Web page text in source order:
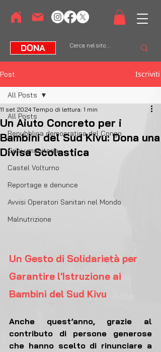
DONA
Post Iscriviti
All Posts
Repubblica democratica del Congo
Crisi umanitaria
Castel Volturno
Reportage e denunce
Avvisi Operatori Sanitari nel Mondo
Malnutrizione
All Posts
Un Aiuto Concreto per i
Bambini del Sud Kivu: Dona una
Divisa Scolastica
11 set 2024 Tempo di lettura: 1 min
Un Gesto di Solidarietà per
Garantire l'Istruzione ai
Bambini del Sud Kivu
Anche quest’anno, grazie al
contributo di persone generose
che hanno scelto di rinunciare a